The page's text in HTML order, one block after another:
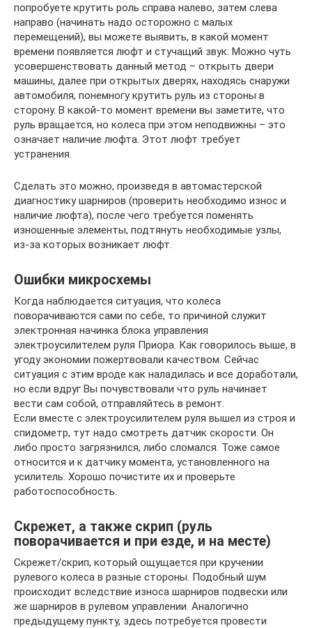
попробуете крутить роль справа налево, затем слева
направо (начинать надо осторожно с малых
перемещений), вы можете выявить, в какой момент
времени появляется люфт и стучащий звук. Можно чуть
усовершенствовать данный метод – открыть двери
машины, далее при открытых дверях, находясь снаружи
автомобиля, понемногу крутить руль из стороны в
сторону. В какой-то момент времени вы заметите, что
руль вращается, но колеса при этом неподвижны – это
означает наличие люфта. Этот люфт требует
устранения.
Сделать это можно, произведя в автомастерской
диагностику шарниров (проверить необходимо износ и
наличие люфта), после чего требуется поменять
изношенные элементы, подтянуть необходимые узлы,
из-за которых возникает люфт.
Ошибки микросхемы
Когда наблюдается ситуация, что колеса
поворачиваются сами по себе, то причиной служит
электронная начинка блока управления
электроусилителем руля Приора. Как говорилось выше, в
угоду экономии пожертвовали качеством. Сейчас
ситуация с этим вроде как наладилась и все доработали,
но если вдруг Вы почувствовали что руль начинает
вести сам собой, отправляйтесь в ремонт.
Если вместе с электроусилителем руля вышел из строя и
спидометр, тут надо смотреть датчик скорости. Он
либо просто загрязнился, либо сломался. Тоже самое
относится и к датчику момента, установленного на
усилитель. Хорошо почистите их и проверьте
работоспособность.
Скрежет, а также скрип (руль
поворачивается и при езде, и на месте)
Скрежет/скрип, который ощущается при кручении
рулевого колеса в разные стороны. Подобный шум
происходит вследствие износа шарниров подвески или
же шарниров в рулевом управлении. Аналогично
предыдущему пункту, здесь потребуется провести